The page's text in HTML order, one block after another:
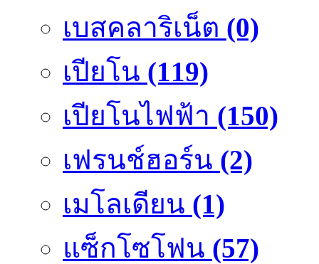
เบสคลาริเน็ต (0)
เปียโน (119)
เปียโนไฟฟ้า (150)
เฟรนช์ฮอร์น (2)
เมโลเดียน (1)
แซ็กโซโฟน (57)